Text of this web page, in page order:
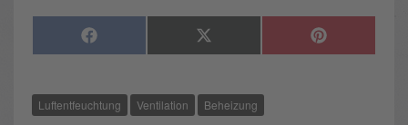
SHARE
F
A
O
O
K
SHARE
X
(
T
T
E
SHARE
P
I
Luftentfeuchtung Ventilation Beheizung